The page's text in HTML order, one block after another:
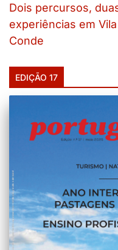
Dois percursos,
experiências em
Conde
EDIÇÃO 17